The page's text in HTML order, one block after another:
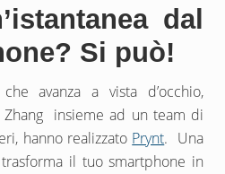
dal
Si può!
avanza a vista d’occhio,
Zhang insieme ad un team di
hanno realizzato Prynt. Una
il tuo smartphone in